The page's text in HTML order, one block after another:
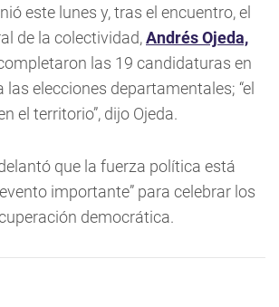
este lunes y, tras el encuentro, el
de la colectividad,Andrés Ojeda,
las 19 candidaturas en
elecciones departamentales; “el
el territorio”, dijo Ojeda.
que la fuerza política está
importante” para celebrar los
democrática.